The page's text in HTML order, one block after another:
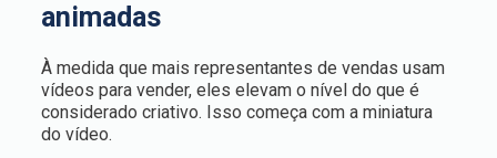
animadas
À medida que mais representantes de vendas usam
vídeos para vender, eles elevam o nível do que é
considerado criativo. Isso começa com a miniatura
do vídeo.